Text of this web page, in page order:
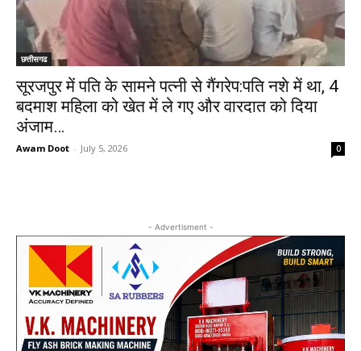
छत्तीसगढ
सूरजपुर में पति के सामने पत्नी से गैंगरेप:पति नशे में था, 4
बदमाश महिला को खेत में ले गए और वारदात को दिया
अंजाम…
Awam Doot - July 5, 2026 0
- Advertisment -